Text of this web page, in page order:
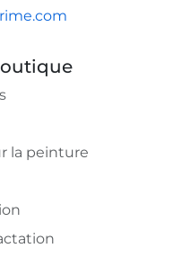
la peinture